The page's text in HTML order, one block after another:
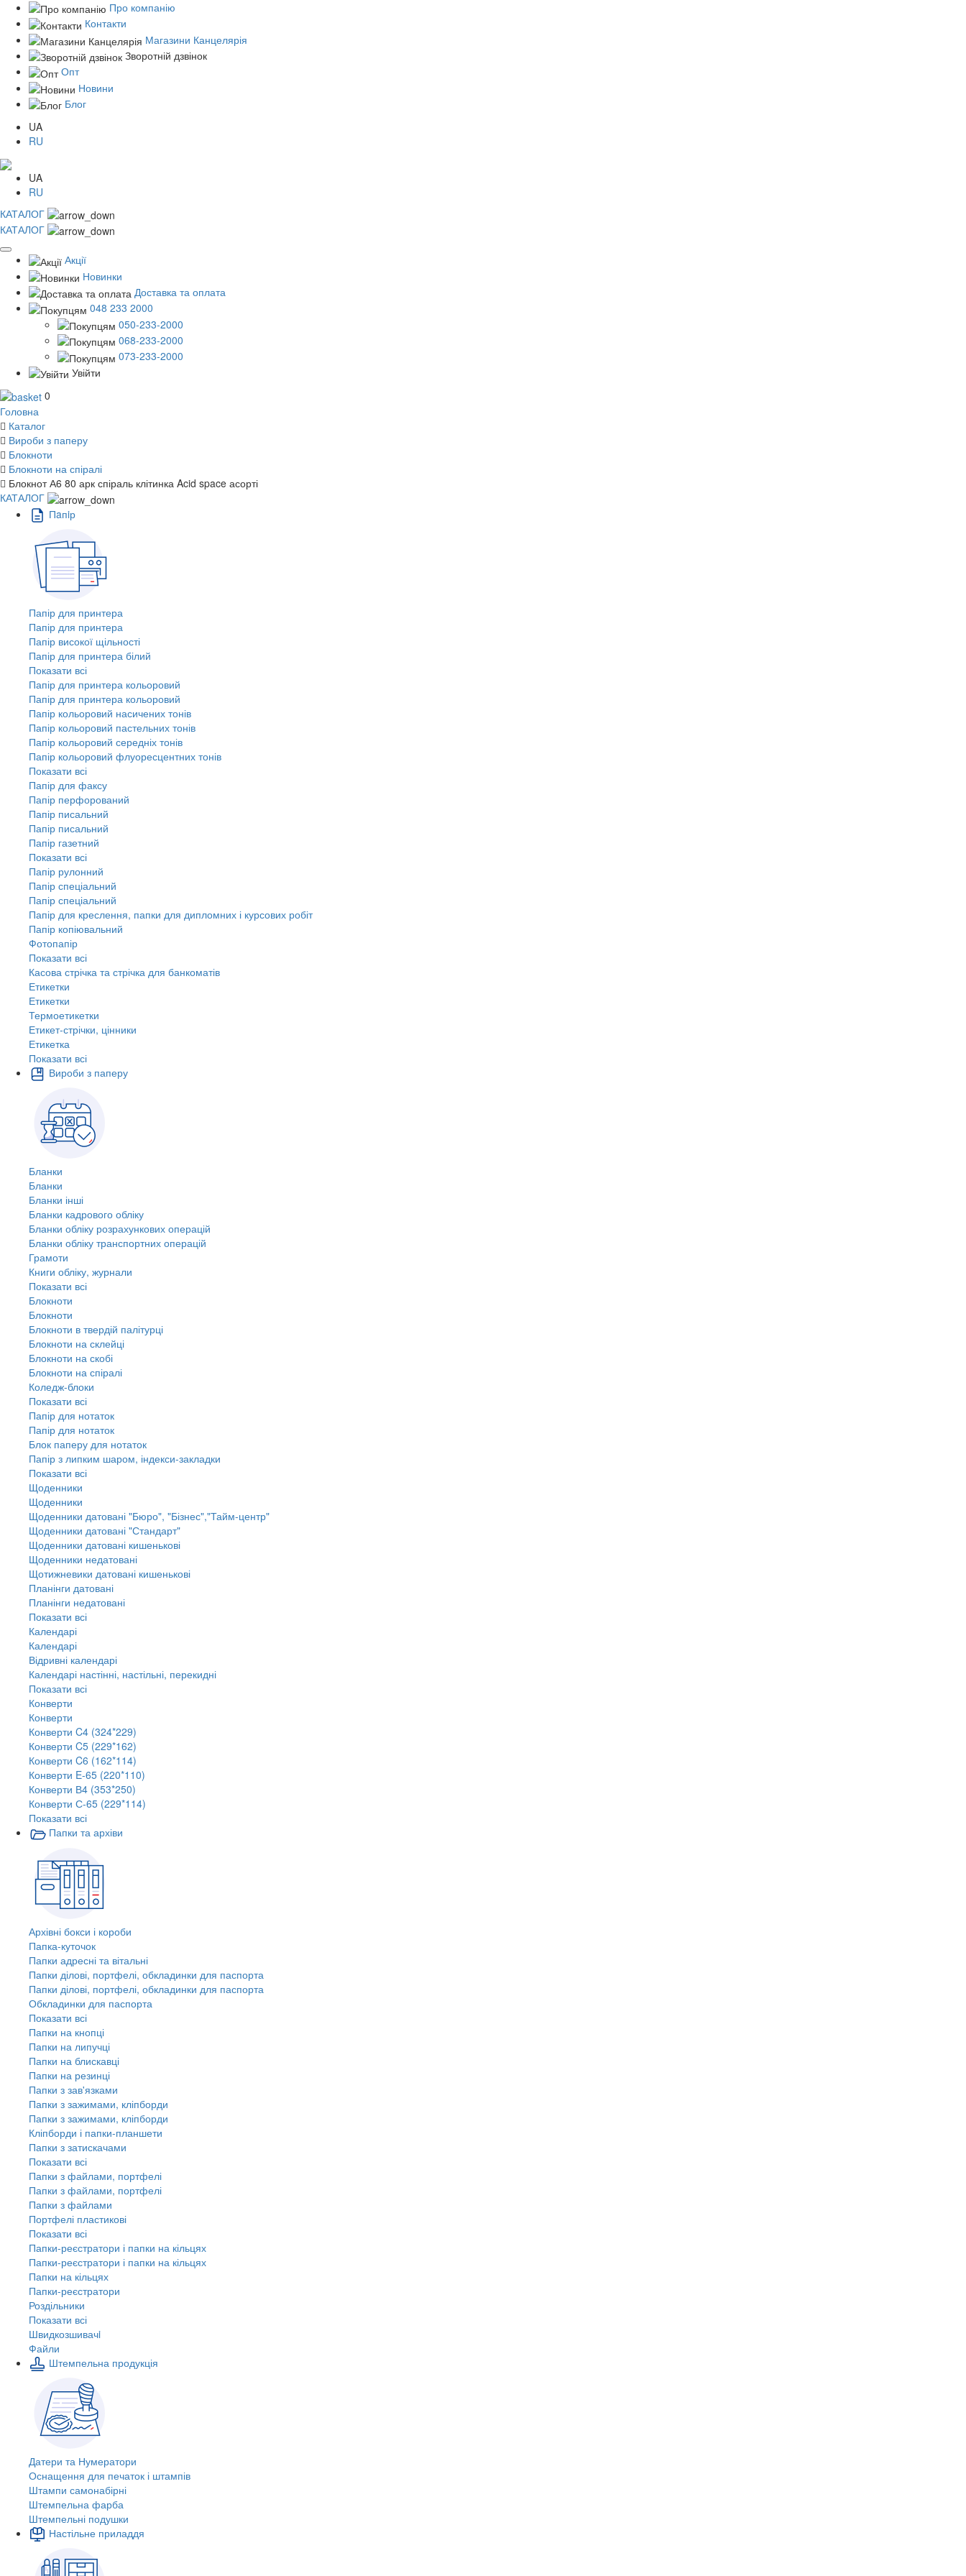
Про компанію
Контакти
Магазини Канцелярія
Зворотній дзвінок
Опт
Новини
Блог
UA
RU
UA
RU
КАТАЛОГ
КАТАЛОГ
Акції
Новинки
Доставка та оплата
048 233 2000
050-233-2000
068-233-2000
073-233-2000
Увійти
0
Головна
Каталог
Вироби з паперу
Блокноти
Блокноти на спіралі
Блокнот А6 80 арк спіраль клітинка Acid space асорті
КАТАЛОГ
Пaпiр
Папір для принтера
Папір для принтера
Папір високої щільності
Папір для принтера білий
Показати всі
Папір для принтера кольоровий
Папір для принтера кольоровий
Папір кольоровий насичених тонів
Папір кольоровий пастельних тонів
Папір кольоровий середніх тонів
Папір кольоровий флуоресцентних тонів
Показати всі
Папір для факсу
Папір перфорований
Папір писальний
Папір писальний
Папір газетний
Показати всі
Папір рулонний
Папір спеціальний
Папір спеціальний
Папір для креслення, папки для дипломних і курсових робіт
Папір копіювальний
Фотопапір
Показати всі
Касова стрічка та стрічка для банкоматів
Етикетки
Етикетки
Термоетикетки
Етикет-стрічки, цінники
Етикетка
Показати всі
Вироби з паперу
Бланки
Бланки
Бланки інші
Бланки кадрового обліку
Бланки обліку розрахункових операцій
Бланки обліку транспортних операцій
Грамоти
Книги обліку, журнали
Показати всі
Блокноти
Блокноти
Блокноти в твердій палітурці
Блокноти на склейці
Блокноти на скобі
Блокноти на спіралі
Коледж-блоки
Показати всі
Папір для нотаток
Папір для нотаток
Блок паперу для нотаток
Папір з липким шаром, індекси-закладки
Показати всі
Щоденники
Щоденники
Щоденники датовані "Бюро", "Бізнес","Тайм-центр"
Щоденники датовані "Стандарт"
Щоденники датовані кишенькові
Щоденники недатовані
Щотижневики датовані кишенькові
Планінги датовані
Планінги недатовані
Показати всі
Календарі
Календарі
Відривні календарі
Календарі настінні, настільні, перекидні
Показати всі
Конверти
Конверти
Конверти C4 (324*229)
Конверти C5 (229*162)
Конверти C6 (162*114)
Конверти E-65 (220*110)
Конверти В4 (353*250)
Конверти С-65 (229*114)
Показати всі
Папки та архіви
Архівні бокси і короби
Папка-куточок
Папки адресні та вітальні
Папки ділові, портфелі, обкладинки для паспорта
Папки ділові, портфелі, обкладинки для паспорта
Обкладинки для паспорта
Показати всі
Папки на кнопці
Папки на липучці
Папки на блискавці
Папки на резинці
Папки з зав'язками
Папки з зажимами, кліпборди
Папки з зажимами, кліпборди
Кліпборди і папки-планшети
Папки з затискачами
Показати всі
Папки з файлами, портфелі
Папки з файлами, портфелі
Папки з файлами
Портфелі пластикові
Показати всі
Папки-реєстратори і папки на кільцях
Папки-реєстратори і папки на кільцях
Папки на кільцях
Папки-реєстратори
Роздільники
Показати всі
Швидкозшивачi
Файли
Штемпельна продукція
Датери та Нумератори
Оснащення для печаток і штампів
Штампи самонабірні
Штемпельна фарба
Штемпельні подушки
Настільне приладдя